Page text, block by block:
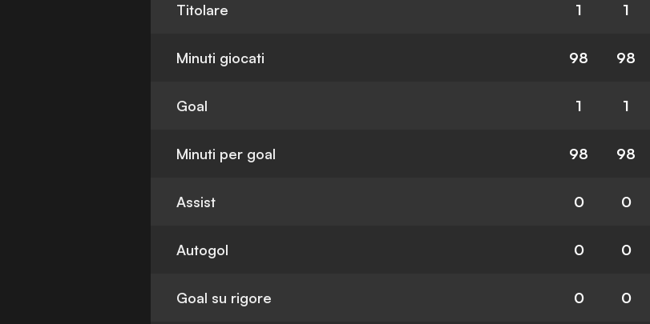
Titolare 1 1
Minuti giocati 98 98
Goal 1 1
Minuti per goal 98 98
Assist 0 0
Autogol 0 0
Goal su rigore 0 0